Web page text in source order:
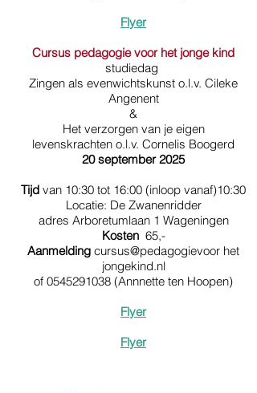
Flyer
Cursus pedagogie voor het jonge kind
studiedag
Zingen als evenwichtskunst o.l.v. Cileke
Angenent
&
Het verzorgen van je eigen
levenskrachten o.l.v. Cornelis Boogerd
20 september 2025
Tijd van 10:30 tot 16:00 (inloop vanaf)10:30
Locatie: De Zwanenridder
adres Arboretumlaan 1 Wageningen
Kosten 65,-
Aanmelding cursus@pedagogievoor het
jongekind.nl
of 0545291038 (Annnette ten Hoopen)
Flyer
Flyer